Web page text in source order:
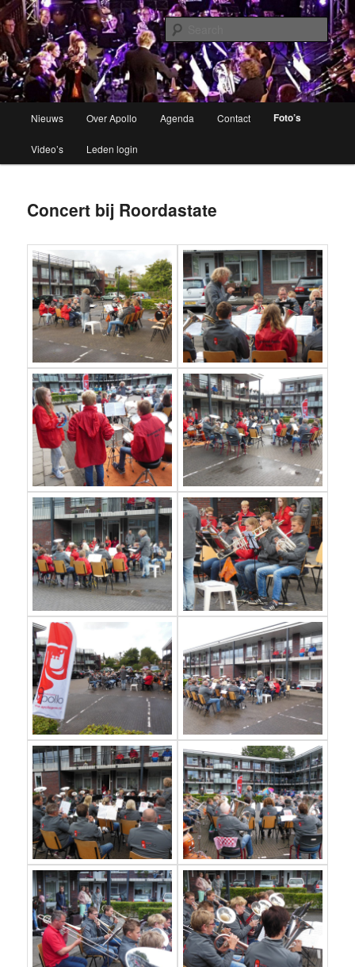
Apollo Grou
Brassband
Skip
to
content
Nieuws Over Apollo Agenda Contact Foto’s
Video’s Leden login
Concert bij Roordastate